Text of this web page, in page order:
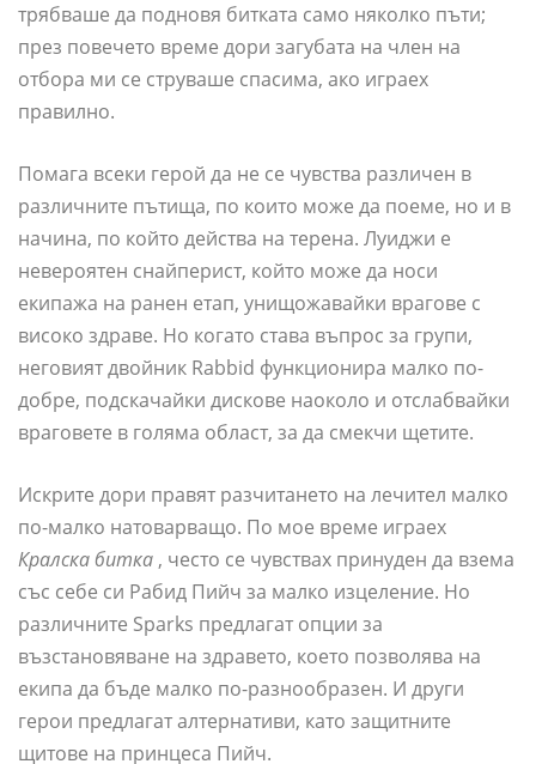
трябваше да подновя битката само няколко пъти;
през повечето време дори загубата на член на
отбора ми се струваше спасима, ако играех
правилно.
Помага всеки герой да не се чувства различен в
различните пътища, по които може да поеме, но и в
начина, по който действа на терена. Луиджи е
невероятен снайперист, който може да носи
екипажа на ранен етап, унищожавайки врагове с
високо здраве. Но когато става въпрос за групи,
неговият двойник Rabbid функционира малко по-
добре, подскачайки дискове наоколо и отслабвайки
враговете в голяма област, за да смекчи щетите.
Искрите дори правят разчитането на лечител малко
по-малко натоварващо. По мое време играех
Кралска битка , често се чувствах принуден да взема
със себе си Рабид Пийч за малко изцеление. Но
различните Sparks предлагат опции за
възстановяване на здравето, което позволява на
екипа да бъде малко по-разнообразен. И други
герои предлагат алтернативи, като защитните
щитове на принцеса Пийч.